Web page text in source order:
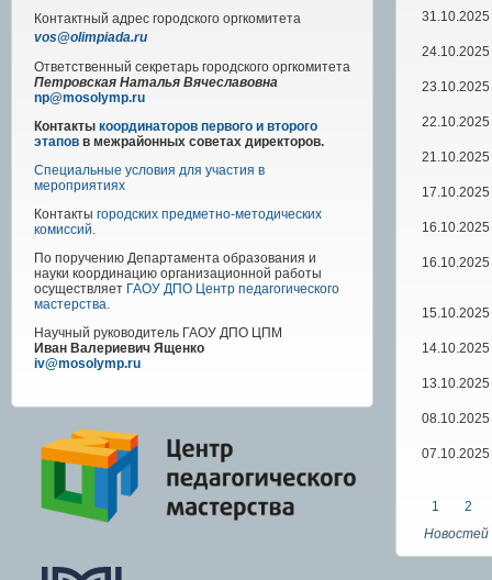
Контактный адрес городского оргкомитета
vos@olimpiada.ru
Ответственный секретарь городского оргкомитета
Петровская Наталья Вячеславовна
np@mosolymp.ru
Контакты координаторов первого и второго
этапов в межрайонных советах директоров.
Специальные условия для участия в
мероприятиях
Контакты городских предметно-методических
комиссий.
По поручению Департамента образования и
науки координацию организационной работы
осуществляет ГАОУ ДПО Центр педагогического
мастерства.
Научный руководитель ГАОУ ДПО ЦПМ
Иван Валериевич Ященко
iv@mosolymp.ru
31.10.2025
24.10.2025
23.10.2025
22.10.2025
21.10.2025
17.10.2025
16.10.2025
16.10.2025
15.10.2025
14.10.2025
13.10.2025
08.10.2025
07.10.2025
1
2
Новостей